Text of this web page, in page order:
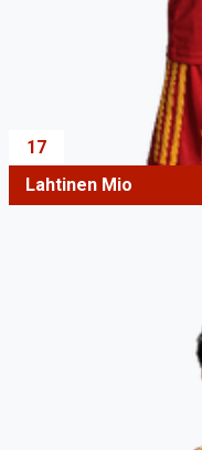
17
Lahtinen Mio